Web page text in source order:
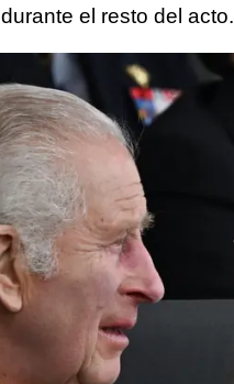
durante el resto del acto.